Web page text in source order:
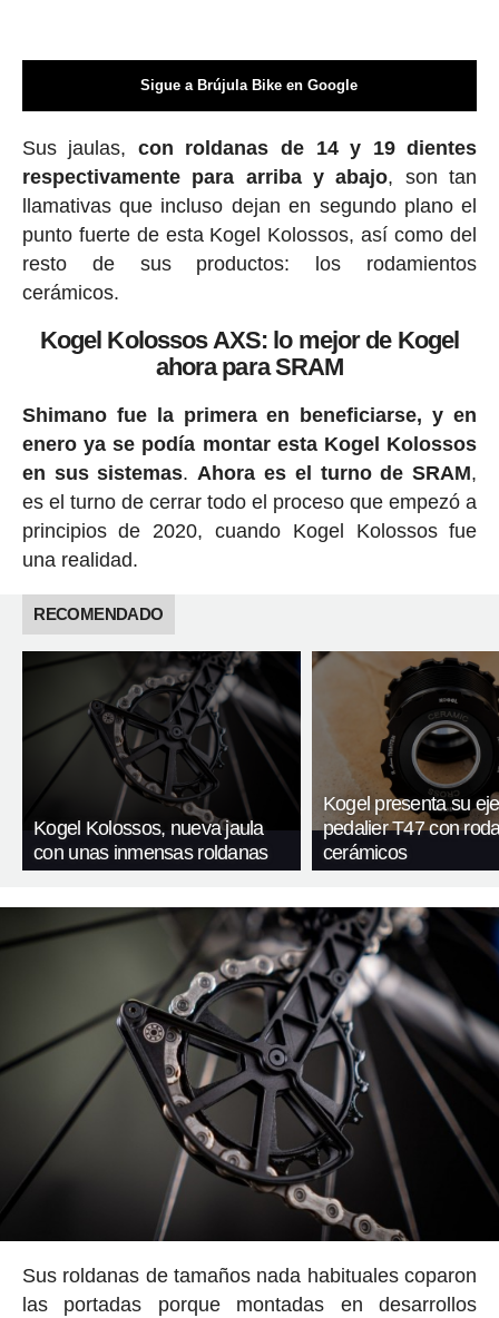
Sigue a Brújula Bike en Google
Sus jaulas, con roldanas de 14 y 19 dientes
respectivamente para arriba y abajo, son tan
llamativas que incluso dejan en segundo plano el
punto fuerte de esta Kogel Kolossos, así como del
resto de sus productos: los rodamientos
cerámicos.
Kogel Kolossos AXS: lo mejor de Kogel
ahora para SRAM
Shimano fue la primera en beneficiarse, y en
enero ya se podía montar esta Kogel Kolossos
en sus sistemas. Ahora es el turno de SRAM,
es el turno de cerrar todo el proceso que empezó a
principios de 2020, cuando Kogel Kolossos fue
una realidad.
RECOMENDADO
Kogel Kolossos, nueva jaula
con unas inmensas roldanas
Kogel presenta su
pedalier T47 con
cerámicos
Sus roldanas de tamaños nada habituales coparon
las portadas porque montadas en desarrollos